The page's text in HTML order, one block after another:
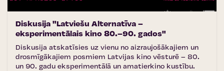
Diskusija "Latviešu Alternatīva –
eksperimentālais kino 80.–90. gados"
Diskusija atskatīsies uz vienu no aizraujošākajiem un
drosmīgākajiem posmiem Latvijas kino vēsturē – 80.
un 90. gadu eksperimentālā un amatierkino kustību.